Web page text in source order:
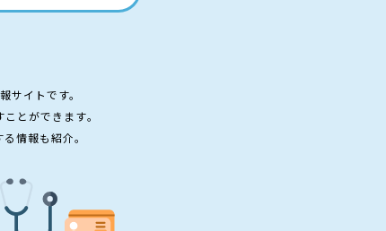
サイトです。
とができます。
情報も紹介。